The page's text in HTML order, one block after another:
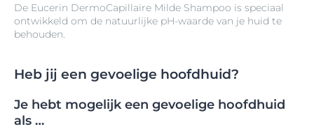
De Eucerin DermoCapillaire Milde Shampoo is speciaal
ontwikkeld om de natuurlijke pH-waarde van je huid te
behouden.
Heb jij een gevoelige hoofdhuid?
Je hebt mogelijk een gevoelige hoofdhuid
als …